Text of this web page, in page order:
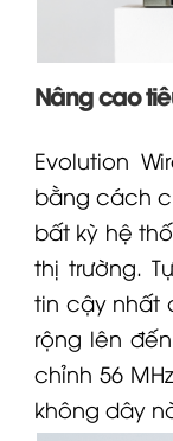
Nâng cao
Evolution
bằng cách
bất kỳ hệ
thị trường.
tin cậy nhất
rộng lên
chỉnh 56
không dây